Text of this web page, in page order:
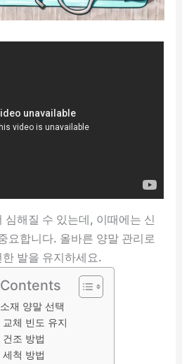
심해질 수 있는데, 이때에는 신
요합니다. 올바른 양말 관리로
발을 유지하세요.
재 양말 선택
교체 빈도 유지
건조 방법
세척 방법